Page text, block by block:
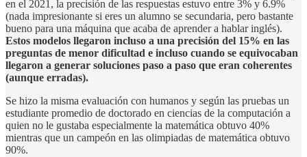
en el 2021, la precisión de las respuestas estuvo entre 3% y 6.9%
(nada impresionante si eres un alumno se secundaria, pero bastante
bueno para una máquina que acaba de aprender a hablar inglés).
Estos modelos llegaron incluso a una precisión del 15% en las
preguntas de menor dificultad e incluso cuando se equivocaban
llegaron a generar soluciones paso a paso que eran coherentes
(aunque erradas).
Se hizo la misma evaluación con humanos y según las pruebas un
estudiante promedio de doctorado en ciencias de la computación a
quien no le gustaba especialmente la matemática obtuvo 40%
mientras que un campeón en las olimpiadas de matemática obtuvo
90%.